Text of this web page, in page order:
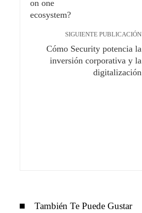
SIGUIENTE PUBLICACIÓN
Cómo Security potencia la
inversión corporativa y la
digitalización
También Te Puede Gustar